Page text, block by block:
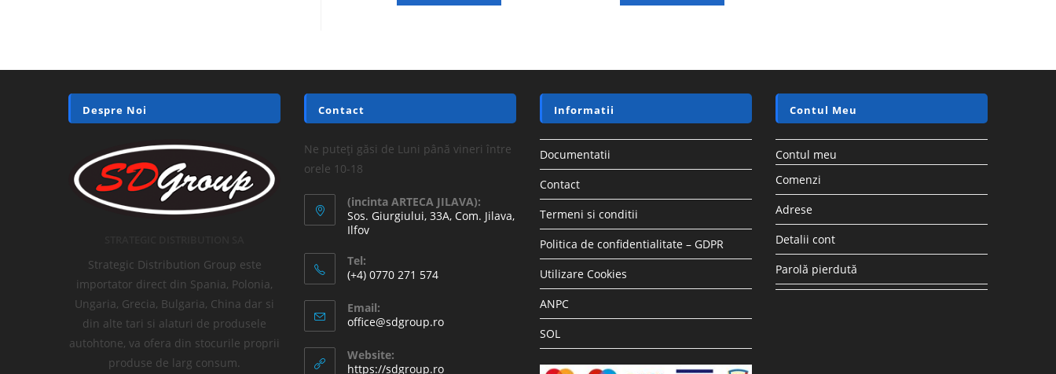
Despre Noi
Strategic Distribution Group este
importator direct din Spania, Polonia,
Ungaria, Grecia, Bulgaria, China dar si
din alte tari si alaturi de produsele
autohtone, va ofera din stocurile proprii
produse de larg consum.
Contact
Ne puteți găsi de Luni până vineri între
orele 10-18
(incinta ARTECA JILAVA):
Sos. Giurgiului, 33A, Com. Jilava,
Ilfov
Tel:
(+4) 0770 271 574
Email:
office@sdgroup.ro
Website:
https://sdgroup.ro
Informatii
Documentatii
Contact
Termeni si conditii
Politica de confidentialitate – GDPR
Utilizare Cookies
ANPC
SOL
Contul Meu
Contul meu
Comenzi
Adrese
Detalii cont
Parolă pierdută